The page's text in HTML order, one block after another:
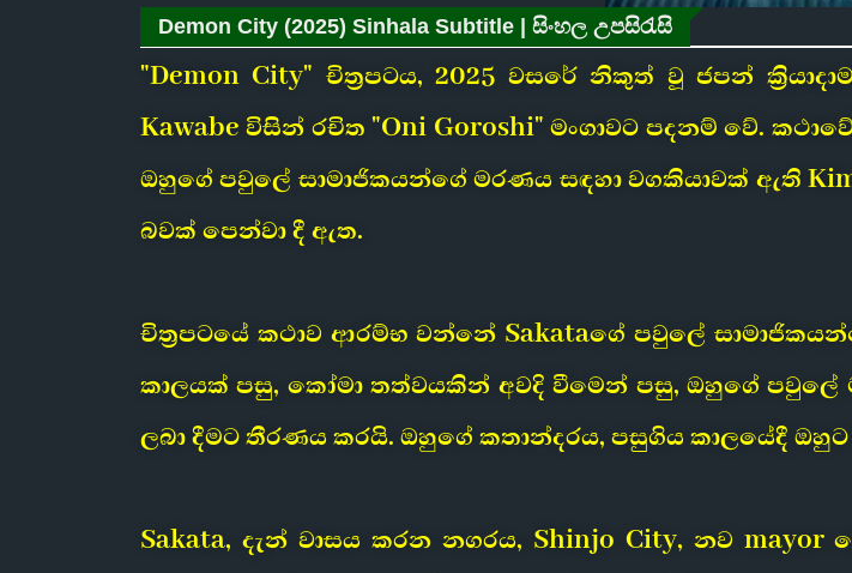
Demon City (2025) Sinhala Subtitle | සිංහල උපසිරැසි
"Demon City" චිත්‍රපටය, 2025 වසරේ නිකුත් වූ ජපන්
Kawabe විසින් රචිත "Oni Goroshi" මංගාවට පදනම් වේ.
ඔහුගේ පවුලේ සාමාජිකයන්ගේ මරණය සඳහා වගකියාවක් ඇති
බවක් පෙන්වා දී ඇත.
චිත්‍රපටයේ කථාව ආරම්භ වන්නේ Sakataගේ පවුලේ
කාලයක් පසු, කෝමා තත්වයකින් අවදි වීමෙන් පසු, ඔහුගේ පවුලේ
ලබා දීමට තීරණය කරයි. ඔහුගේ කතාන්දරය, පසුගිය කාලයේදී
Sakata, දැන් වාසය කරන නගරය, Shinjo City, නව